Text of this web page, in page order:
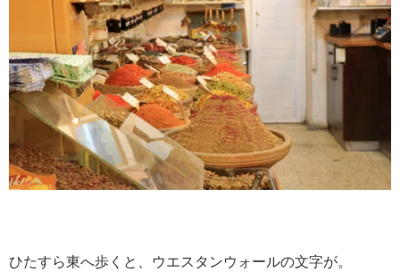
ひたすら東へ歩くと、ウエスタンウォールの文字が。